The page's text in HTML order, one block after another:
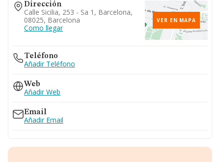
Dirección
Calle Sicilia, 253 - Sa 1, Barcelona,
08025, Barcelona
Como llegar
VER EN MAPA
Teléfono
Añadir Teléfono
Web
Añadir Web
Email
Añadir Email